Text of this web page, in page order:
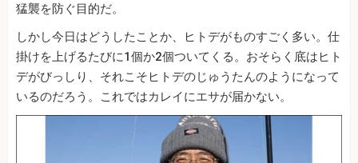
猛襲を防ぐ目的だ。
しかし今日はどうしたことか、ヒトデがものすごく多い。仕
掛けを上げるたびに1個か2個ついてくる。おそらく底はヒト
デがびっしり、それこそヒトデのじゅうたんのようになって
いるのだろう。これではカレイにエサが届かない。